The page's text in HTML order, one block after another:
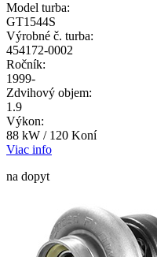
Model turba:
GT1544S
Výrobné č. turba:
454172-0002
Ročník:
1999-
Zdvihový objem:
1.9
Výkon:
88 kW / 120 Koní
Viac info
na dopyt